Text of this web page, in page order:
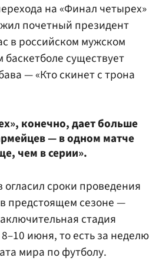
на «Финал четырех»
почетный президент
в российском мужском
существует
— «Кто скинет с трона
конечно, дает больше
— в одном матче
чем в серии».
сроки проведения
предстоящем сезоне —
стадия
июня, то есть за неделю
мира по футболу.